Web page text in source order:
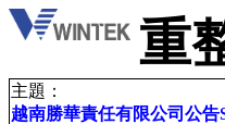
重
主題：
越南勝華責任有限公司公告